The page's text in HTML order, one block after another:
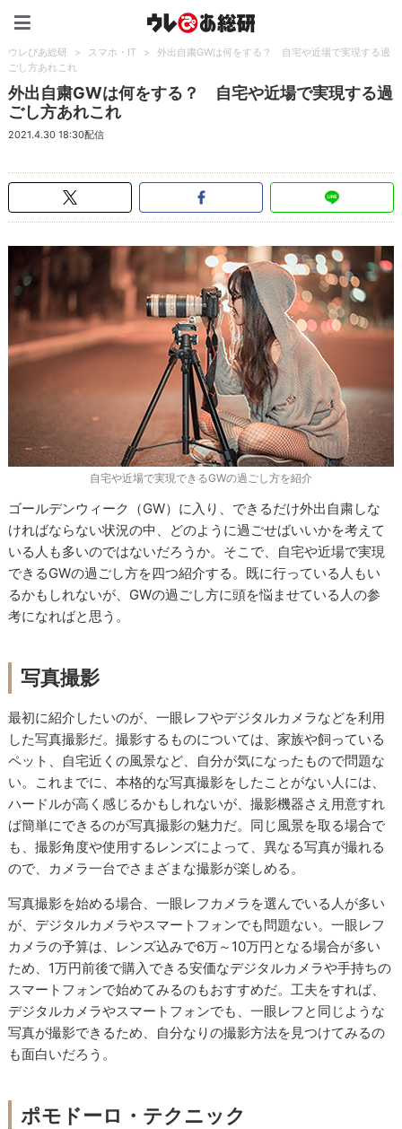
ウレぴあ総研 > スマホ・IT >
外出自粛GWは何をする？ 自宅や近場で実現する過
ごし方あれこれ
外出自粛GWは何をする？ 自宅や近場で実現する過
ごし方あれこれ
2021.4.30 18:30配信
自宅や近場で実現できるGWの過ごし方を紹介
ゴールデンウィーク（GW）に入り、できるだけ外出自粛しな
ければならない状況の中、どのように過ごせばいいかを考えて
いる人も多いのではないだろうか。そこで、自宅や近場で実現
できるGWの過ごし方を四つ紹介する。既に行っている人もい
るかもしれないが、GWの過ごし方に頭を悩ませている人の参
考になればと思う。
写真撮影
最初に紹介したいのが、一眼レフやデジタルカメラなどを利用
した写真撮影だ。撮影するものについては、家族や飼っている
ペット、自宅近くの風景など、自分が気になったもので問題な
い。これまでに、本格的な写真撮影をしたことがない人には、
ハードルが高く感じるかもしれないが、撮影機器さえ用意すれ
ば簡単にできるのが写真撮影の魅力だ。同じ風景を取る場合で
も、撮影角度や使用するレンズによって、異なる写真が撮れる
ので、カメラ一台でさまざまな撮影が楽しめる。
写真撮影を始める場合、一眼レフカメラを選んでいる人が多い
が、デジタルカメラやスマートフォンでも問題ない。一眼レフ
カメラの予算は、レンズ込みで6万～10万円となる場合が多い
ため、1万円前後で購入できる安価なデジタルカメラや手持ちの
スマートフォンで始めてみるのもおすすめだ。工夫をすれば、
デジタルカメラやスマートフォンでも、一眼レフと同じような
写真が撮影できるため、自分なりの撮影方法を見つけてみるの
も面白いだろう。
ポモドーロ・テクニック